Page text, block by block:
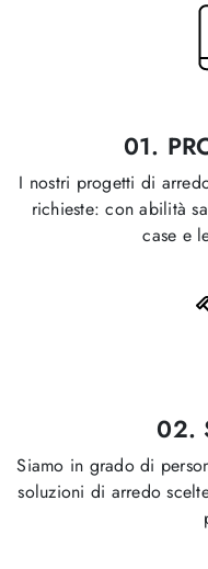
01.
I nostri progetti di
richieste: con abilità
case e
02.
Siamo in grado di
soluzioni di arredo